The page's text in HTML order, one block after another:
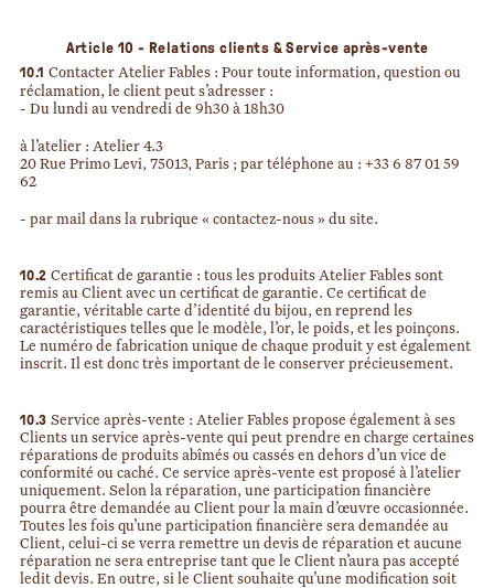
Article 10 - Relations clients & Service après-vente
10.1 Contacter Atelier Fables : Pour toute information, question ou
réclamation, le client peut s’adresser :
- Du lundi au vendredi de 9h30 à 18h30
à l’atelier : Atelier 4.3
20 Rue Primo Levi, 75013, Paris ; par téléphone au : +33 6 87 01 59
62
- par mail dans la rubrique « contactez-nous » du site.
10.2 Certificat de garantie : tous les produits Atelier Fables sont
remis au Client avec un certificat de garantie. Ce certificat de
garantie, véritable carte d’identité du bijou, en reprend les
caractéristiques telles que le modèle, l’or, le poids, et les poinçons.
Le numéro de fabrication unique de chaque produit y est également
inscrit. Il est donc très important de le conserver précieusement.
10.3 Service après-vente : Atelier Fables propose également à ses
Clients un service après-vente qui peut prendre en charge certaines
réparations de produits abîmés ou cassés en dehors d’un vice de
conformité ou caché. Ce service après-vente est proposé à l’atelier
uniquement. Selon la réparation, une participation financière
pourra être demandée au Client pour la main d’œuvre occasionnée.
Toutes les fois qu’une participation financière sera demandée au
Client, celui-ci se verra remettre un devis de réparation et aucune
réparation ne sera entreprise tant que le Client n’aura pas accepté
ledit devis. En outre, si le Client souhaite qu’une modification soit